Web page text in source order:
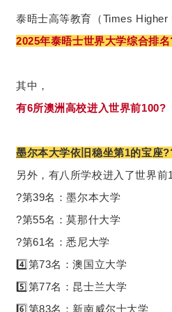
泰晤士高等教育（Times
2025年泰晤士世界大学综合排名
其中，
有6所澳洲高校进入世界前100?
墨尔本大学依旧稳坐第1的宝座
另外，有八所学校进入了世界前
?第39名：墨尔本大学
?第55名：莫那什大学
?第61名：悉尼大学
4️⃣第73名：澳国立大学
5️⃣第77名：昆士兰大学
6️⃣第83名：新南威尔士大学